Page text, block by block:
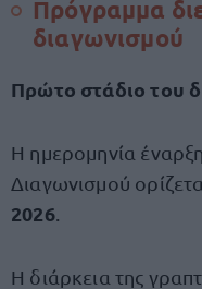
Πρόγραμμα
διαγωνισμού
Πρώτο στάδιο του
Η ημερομηνία
Διαγωνισμού
2026.
Η διάρκεια της